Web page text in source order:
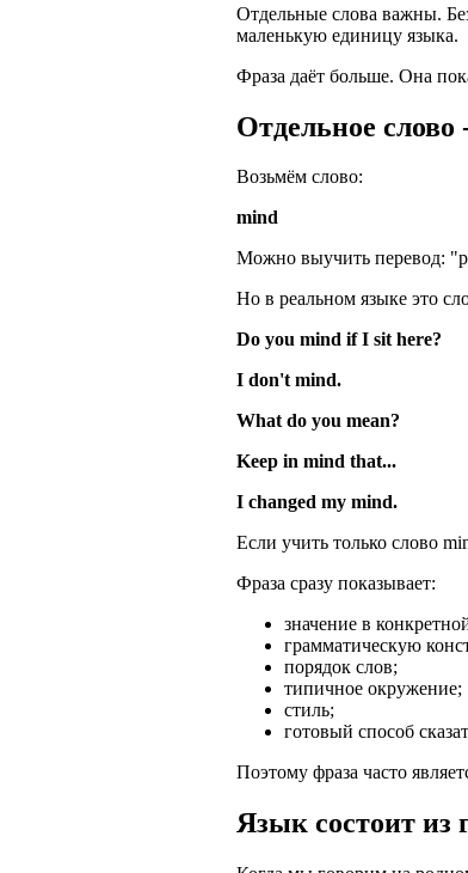
Отдельные слова важны.
маленькую единицу языка.
Фраза даёт больше. Она
Отдельное слово
Возьмём слово:
mind
Можно выучить перевод:
Но в реальном языке это
Do you mind if I sit here?
I don't mind.
What do you mean?
Keep in mind that...
I changed my mind.
Если учить только слово
Фраза сразу показывает:
значение в
грамматическую
порядок слов;
типичное окружение;
стиль;
готовый способ
Поэтому фраза часто
Язык состоит из